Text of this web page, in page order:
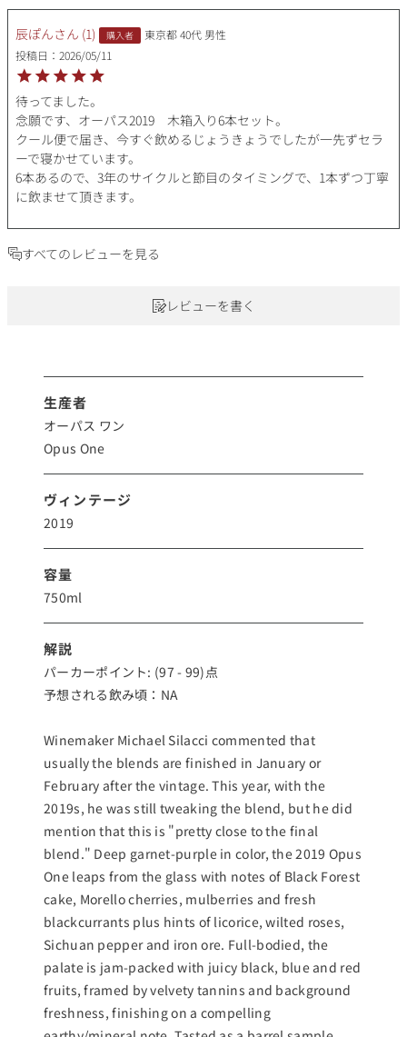
辰ぽん 1 購入者 東京都40代 男性
投稿日
2026/05/11
待ってました。
念願です、オーパス2019　木箱入り6本セット。
クール便で届き、今すぐ飲めるじょうきょうでしたが一先ずセラ
ーで寝かせています。
6本あるので、3年のサイクルと節目のタイミングで、1本ずつ丁寧
に飲ませて頂きます。
すべてのレビューを見る
レビューを書く
生産者
オーパス ワン
Opus One
ヴィンテージ
2019
容量
750ml
解説
パーカーポイント: (97 - 99)点
予想される飲み頃：NA
Winemaker Michael Silacci commented that
usually the blends are finished in January or
February after the vintage. This year, with the
2019s, he was still tweaking the blend, but he did
mention that this is "pretty close to the final
blend." Deep garnet-purple in color, the 2019 Opus
One leaps from the glass with notes of Black Forest
cake, Morello cherries, mulberries and fresh
blackcurrants plus hints of licorice, wilted roses,
Sichuan pepper and iron ore. Full-bodied, the
palate is jam-packed with juicy black, blue and red
fruits, framed by velvety tannins and background
freshness, finishing on a compelling